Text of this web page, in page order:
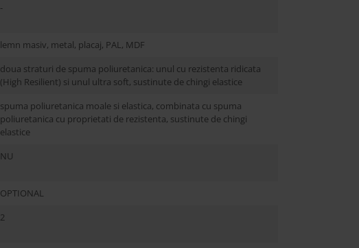
-
lemn masiv, metal, placaj, PAL, MDF
doua straturi de spuma poliuretanica: unul cu rezistenta ridicata
(High Resilient) si unul ultra soft, sustinute de chingi elastice
spuma poliuretanica moale si elastica, combinata cu spuma
poliuretanica cu proprietati de rezistenta, sustinute de chingi
elastice
NU
OPTIONAL
2